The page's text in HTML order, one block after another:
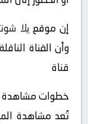
إن موقع يلا
وأن القناة
قناة
خطوات مشاهدة
تُعد مشاهدة